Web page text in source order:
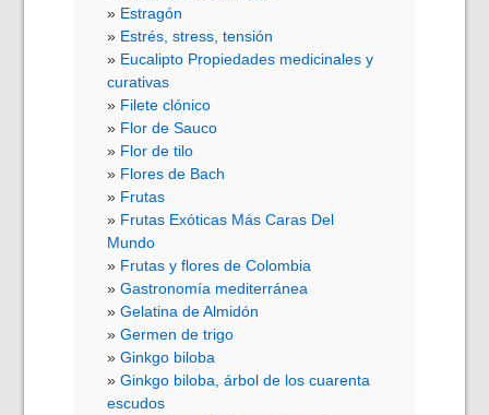
Estragón
Estrés, stress, tensión
Eucalipto Propiedades medicinales y
curativas
Filete clónico
Flor de Sauco
Flor de tilo
Flores de Bach
Frutas
Frutas Exóticas Más Caras Del
Mundo
Frutas y flores de Colombia
Gastronomía mediterránea
Gelatina de Almidón
Germen de trigo
Ginkgo biloba
Ginkgo biloba, árbol de los cuarenta
escudos